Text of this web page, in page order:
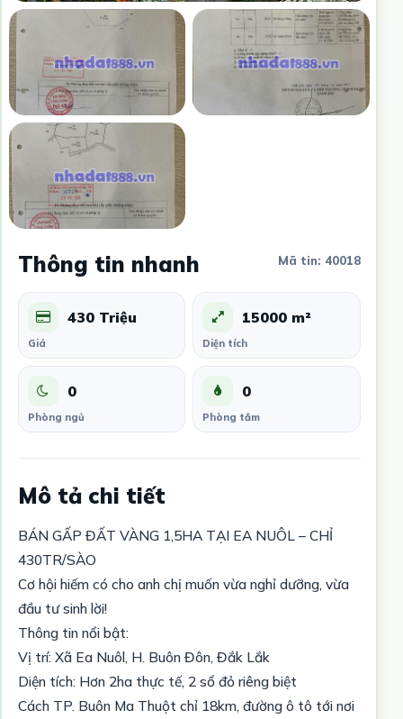
Thông tin nhanh Mã tin: 40018
430 Triệu
Giá
15000 m²
Diện tích
0
Phòng ngủ
0
Phòng tắm
Mô tả chi tiết
BÁN GẤP ĐẤT VÀNG 1,5HA TẠI EA NUÔL – CHỈ
430TR/SÀO
Cơ hội hiếm có cho anh chị muốn vừa nghỉ dưỡng, vừa
đầu tư sinh lời!
Thông tin nổi bật:
Vị trí: Xã Ea Nuôl, H. Buôn Đôn, Đắk Lắk
Diện tích: Hơn 2ha thực tế, 2 sổ đỏ riêng biệt
Cách TP. Buôn Ma Thuột chỉ 18km, đường ô tô tới nơi